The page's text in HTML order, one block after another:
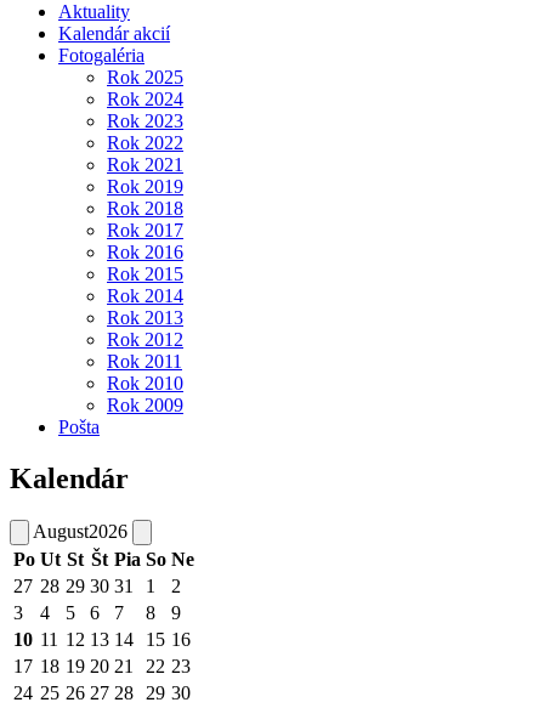
Aktuality
Kalendár akcií
Fotogaléria
Rok 2025
Rok 2024
Rok 2023
Rok 2022
Rok 2021
Rok 2019
Rok 2018
Rok 2017
Rok 2016
Rok 2015
Rok 2014
Rok 2013
Rok 2012
Rok 2011
Rok 2010
Rok 2009
Pošta
Kalendár
August2026
Po Ut St Št Pia So Ne
27 28 29 30 31 1
2
3
4 5 6 7 8
9
10 11 12 13 14 15 16
17 18 19 20 21 22 23
24 25 26 27 28 29 30